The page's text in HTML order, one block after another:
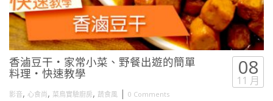
香滷豆干・家常小菜、野餐出遊的簡單
料理・快速教學
影音, 心食尚, 菜鳥實驗廚房, 蔬食風 | 0 Comments
08
11 月